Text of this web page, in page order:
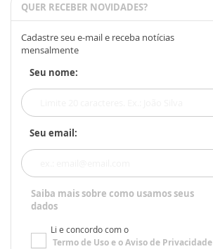
QUER RECEBER NOVIDADES?
Cadastre seu e-mail e receba notícias
mensalmente
Seu nome:
Seu email:
Saiba mais sobre como usamos seus
dados
Li e concordo com o
Termo de Usoe oAviso de Privacidade